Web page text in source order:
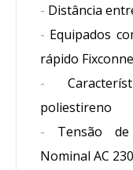
- Distância
- Equipados
rápido
-
poliestireno
- Tensão
Nominal AC